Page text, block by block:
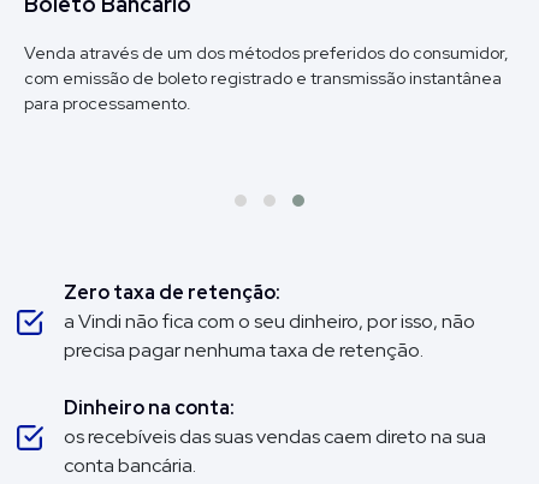
Venda através de um dos métodos preferidos do consumidor,
com emissão de boleto registrado e transmissão instantânea
para processamento.
Zero taxa de retenção:
a Vindi não fica com o seu dinheiro, por isso, não
precisa pagar nenhuma taxa de retenção.
Dinheiro na conta:
os recebíveis das suas vendas caem direto na sua
conta bancária.